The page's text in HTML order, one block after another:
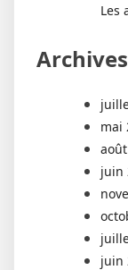
Les
Archives
mai
juin
juin